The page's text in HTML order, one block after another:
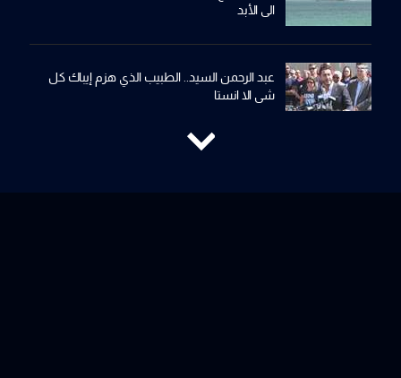
الى الأبد
عبد الرحمن السيد.. الطبيب الذي هزم إيباك كل
شي الا انستا